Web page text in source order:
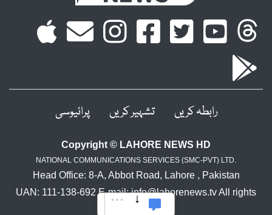
رابطہ کریں تشہیر کریں پرائیوسی
Copyright © LAHORE NEWS HD
NATIONAL COMMUNICATIONS SERVICES (SMC-PVT) LTD.
Head Office: 8-A, Abbot Road, Lahore , Pakistan
UAN: 111-138-692 E-mail: info@lahorenews.tv All rights
reserved.